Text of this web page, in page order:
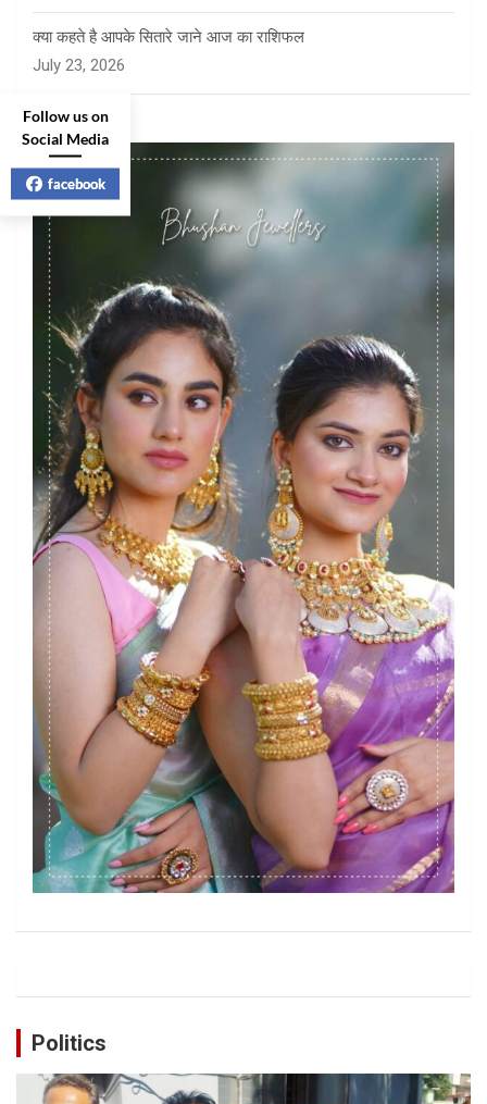
क्या कहते है आपके सितारे जाने आज का राशिफल
July 23, 2026
Politics
Follow us on
Social Media
facebook